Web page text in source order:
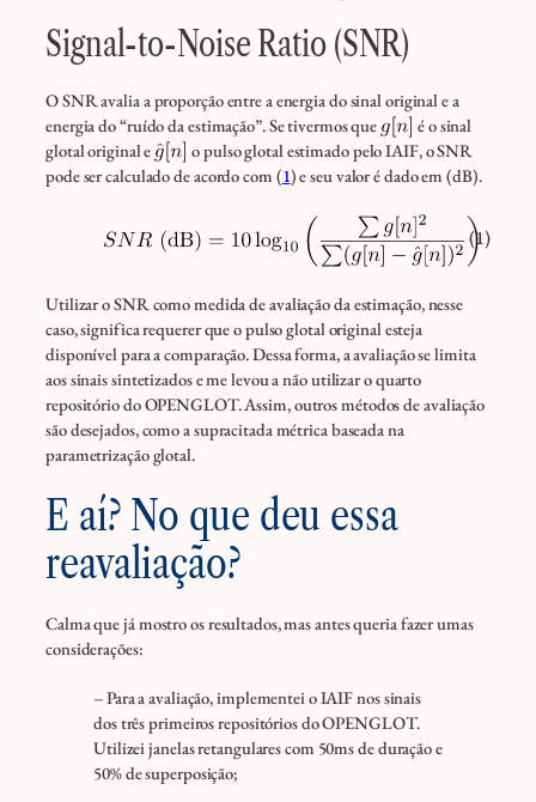
Signal-to-Noise Ratio (SNR)
O SNR avalia a proporção entre a energia do sinal original e a
energia do “ruído da estimação”. Se tivermos que
é o sinal
glotal original e
o pulso glotal estimado pelo IAIF, o SNR
pode ser calculado de acordo com (1) e seu valor é dado em (dB).
(1)
Utilizar o SNR como medida de avaliação da estimação, nesse
caso, significa requerer que o pulso glotal original esteja
disponível para a comparação. Dessa forma, a avaliação se limita
aos sinais sintetizados e me levou a não utilizar o quarto
repositório do OPENGLOT. Assim, outros métodos de avaliação
são desejados, como a supracitada métrica baseada na
parametrização glotal.
E aí? No que deu essa
reavaliação?
Calma que já mostro os resultados, mas antes queria fazer umas
considerações:
– Para a avaliação, implementei o IAIF nos sinais
dos três primeiros repositórios do OPENGLOT.
Utilizei janelas retangulares com 50ms de duração e
50% de superposição;